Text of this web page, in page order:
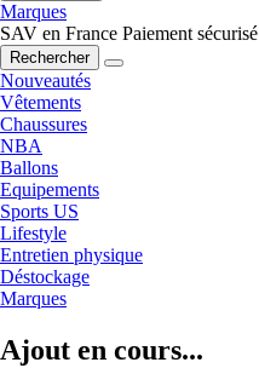
Marques
SAV en France Paiement sécurisé
Rechercher
Nouveautés
Vêtements
Chaussures
NBA
Ballons
Equipements
Sports US
Lifestyle
Entretien physique
Déstockage
Marques
Ajout en cours...